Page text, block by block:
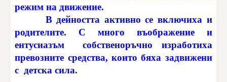
режим на движение.
В дейността активно се включиха и
родителите. С много въображение и
ентусиазъм собственоръчно изработиха
превозните средства, които бяха задвижени
с детска сила.